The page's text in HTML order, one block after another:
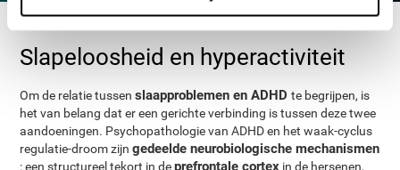
Slapeloosheid en hyperactiviteit
Om de relatie tussenslaapproblemen en ADHDte begrijpen, is
het van belang dat er een gerichte verbinding is tussen deze twee
aandoeningen. Psychopathologie van ADHD en het waak-cyclus
regulatie-droom zijngedeelde neurobiologische mechanismen
: een structureel tekort in deprefrontale cortex in de hersenen,